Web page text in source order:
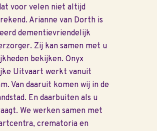
voor velen niet altijd
Arianne van Dorth is
dementievriendelijk
Zij kan samen met u
bekijken. Onyx
Uitvaart werkt vanuit
Van daaruit komen wij in de
En daarbuiten als u
We werken samen met
crematoria en